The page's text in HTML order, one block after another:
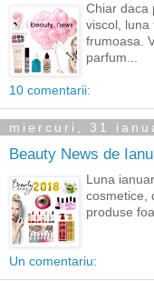
Chiar daca
viscol, luna
frumoasa.
parfum...
10 comentarii:
miercuri, 31
Beauty News de
Luna
cosmetice,
produse
Un comentariu: